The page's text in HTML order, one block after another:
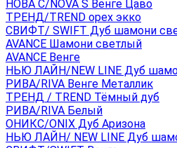
НОВА С/NOVA S Венге Цаво
ТРЕНД/TREND орех экко
СВИФТ/ SWIFT Дуб шамони
AVANCE Шамони светлый
AVANCE Венге
НЬЮ ЛАЙН/NEW LINE Дуб
РИВА/RIVA Венге Металлик
TРЕНД / TREND Тёмный дуб
РИВА/RIVA Белый
ОНИКС/ONIX Дуб Аризона
НЬЮ ЛАЙН/ NEW LINE Дуб